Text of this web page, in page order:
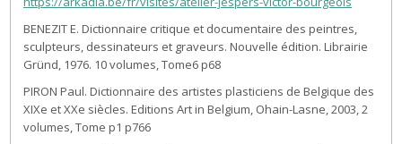
BENEZIT E. Dictionnaire critique et documentaire des peintres,
sculpteurs, dessinateurs et graveurs. Nouvelle édition. Librairie
Gründ, 1976. 10 volumes, Tome6 p68
PIRON Paul. Dictionnaire des artistes plasticiens de Belgique des
XIXe et XXe siècles. Editions Art in Belgium, Ohain-Lasne, 2003, 2
volumes, Tome p1 p766